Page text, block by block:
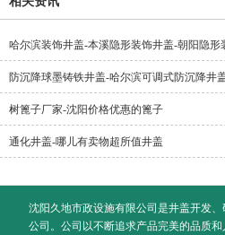
哈尔滨装饰井盖-本溪隐形装饰井盖-朝阳隐形
防沉降球墨铸铁井盖-哈尔滨可调式防沉降井
树篦子厂家-沈阳价格优惠的篦子
通化井盖-哪儿有卖物超所值井盖
沈阳久地市政设施有限公司是井盖开发
公司。公司以不断追求产品完美的品质和